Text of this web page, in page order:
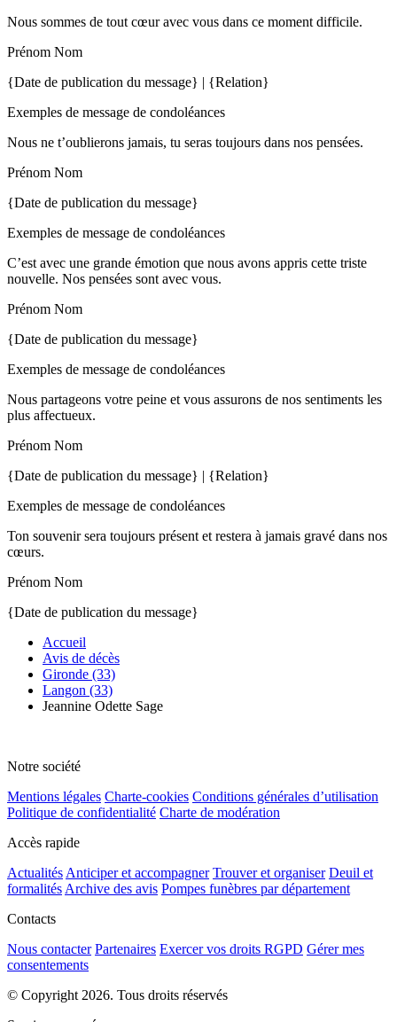
Nous sommes de tout cœur avec vous dans ce moment difficile.
Prénom Nom
{Date de publication du message} | {Relation}
Exemples de message de condoléances
Nous ne t’oublierons jamais, tu seras toujours dans nos pensées.
Prénom Nom
{Date de publication du message}
Exemples de message de condoléances
C’est avec une grande émotion que nous avons appris cette triste
nouvelle. Nos pensées sont avec vous.
Prénom Nom
{Date de publication du message}
Exemples de message de condoléances
Nous partageons votre peine et vous assurons de nos sentiments les
plus affectueux.
Prénom Nom
{Date de publication du message} | {Relation}
Exemples de message de condoléances
Ton souvenir sera toujours présent et restera à jamais gravé dans nos
cœurs.
Prénom Nom
{Date de publication du message}
Accueil
Avis de décès
Gironde (33)
Langon (33)
Jeannine Odette Sage
Notre société
Mentions légales Charte-cookies Conditions générales d’utilisation
Politique de confidentialité Charte de modération
Accès rapide
Actualités Anticiper et accompagner Trouver et organiser Deuil et
formalités Archive des avis Pompes funèbres par département
Contacts
Nous contacter Partenaires Exercer vos droits RGPD Gérer mes
consentements
© Copyright 2026. Tous droits réservés